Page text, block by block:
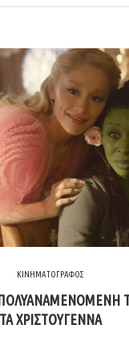
ΚΙΝΗΜΑΤΟΓΡΑΦΟΣ
ΠΟΛΥΑΝΑΜΕΝΟΜΕΝΗ
ΤΑ ΧΡΙΣΤΟΥΓΕΝΝΑ